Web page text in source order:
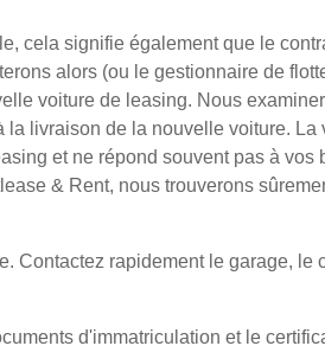
cela signifie également que le
alors (ou le gestionnaire de
voiture de leasing. Nous
livraison de la nouvelle voiture.
et ne répond souvent pas à
& Rent, nous trouverons
Contactez rapidement le garage,
d'immatriculation et le